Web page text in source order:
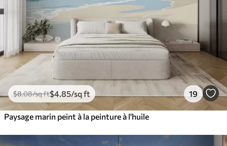
$8.08/sq ft$4 .85/sq ft 19
Paysage marin peint à la peinture à l'huile